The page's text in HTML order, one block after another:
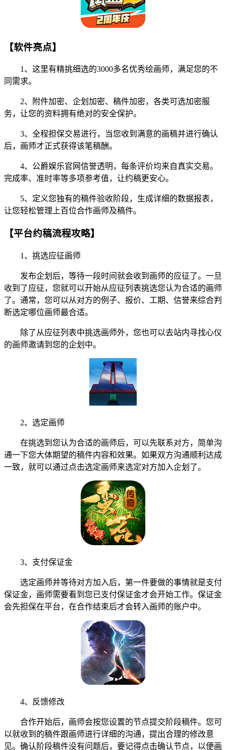
【软件亮点】
1、这里有精挑细选的3000多名优秀绘画师，满足您的不
同需求。
2、附件加密、企划加密、稿件加密，各类可选加密服
务，让您的资料拥有绝对的安全保护。
3、全程担保交易进行，当您收到满意的画稿并进行确认
后，画师才正式获得该笔稿酬。
4、公爵娱乐官网信誉透明，每条评价均来自真实交易。
完成率、准时率等多项参考值，让约稿更安心。
5、定义您独有的稿件验收阶段，生成详细的数据报表，
让您轻松管理上百位合作画师及稿件。
【平台约稿流程攻略】
1、挑选应征画师
发布企划后，等待一段时间就会收到画师的应征了。一旦
收到了应征，您就可以开始从应征列表挑选您认为合适的画师
了。通常，您可以从对方的例子、报价、工期、信誉来综合判
断选定哪位画师最合适。
除了从应征列表中挑选画师外，您也可以去站内寻找心仪
的画师邀请到您的企划中。
2、选定画师
在挑选到您认为合适的画师后，可以先联系对方，简单沟
通一下您大体期望的稿件内容和效果。如果双方沟通顺利达成
一致，就可以通过点击选定画师来选定对方加入企划了。
3、支付保证金
选定画师并等待对方加入后，第一件要做的事情就是支付
保证金，画师需要看到您已支付保证金才会开始工作。保证金
会先担保在平台，在合作结束后才会转入画师的账户中。
4、反馈修改
合作开始后，画师会按您设置的节点提交阶段稿件。您可
以就收到的稿件跟画师进行详细的沟通，提出合理的修改意
见。确认阶段稿件没有问题后，要记得点击确认节点，以便画